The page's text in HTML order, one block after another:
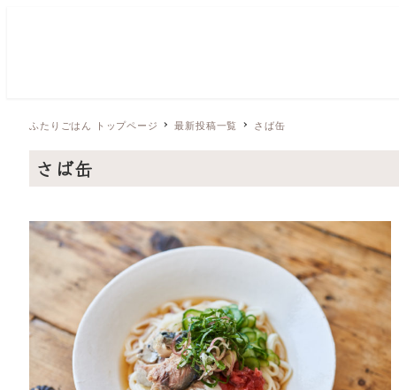
ふたりごはん トップページ 最新投稿一覧 さば缶
さば缶